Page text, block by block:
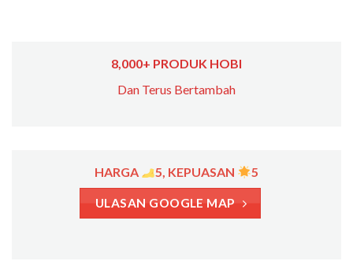
8,000+ PRODUK HOBI
Dan Terus Bertambah
HARGA 5, KEPUASAN 5
ULASAN GOOGLE MAP